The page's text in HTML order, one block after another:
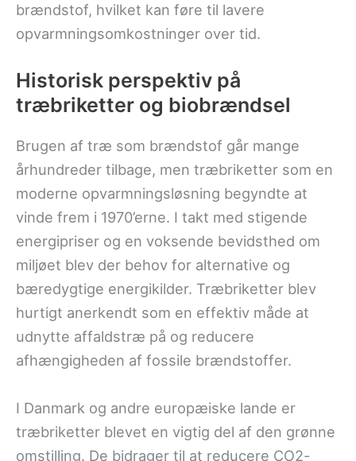
brændstof, hvilket kan føre til lavere
opvarmningsomkostninger over tid.
Historisk perspektiv på
træbriketter og biobrændsel
Brugen af træ som brændstof går mange
århundreder tilbage, men træbriketter som en
moderne opvarmningsløsning begyndte at
vinde frem i 1970’erne. I takt med stigende
energipriser og en voksende bevidsthed om
miljøet blev der behov for alternative og
bæredygtige energikilder. Træbriketter blev
hurtigt anerkendt som en effektiv måde at
udnytte affaldstræ på og reducere
afhængigheden af fossile brændstoffer.
I Danmark og andre europæiske lande er
træbriketter blevet en vigtig del af den grønne
omstilling. De bidrager til at reducere CO2-